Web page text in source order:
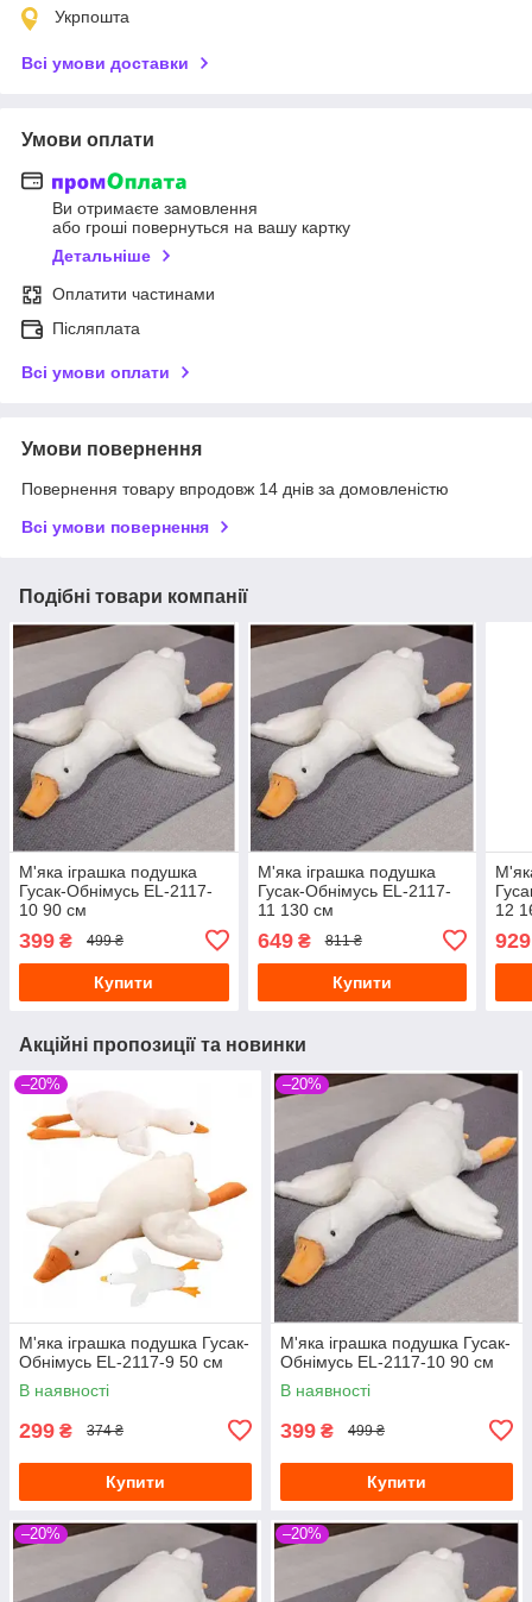
Укрпошта
Всі умови доставки
Умови оплати
Ви отримаєте замовлення
або гроші повернуться на вашу картку
Детальніше
Оплатити частинами
Післяплата
Всі умови оплати
Умови повернення
Повернення товару впродовж 14 днів за домовленістю
Всі умови повернення
Подібні товари компанії
М'яка іграшка подушка
Гусак-Обнімусь EL-2117-
10 90 см
399 ₴ 499 ₴
Купити
М'яка іграшка подушка
Гусак-Обнімусь EL-2117-
11 130 см
649₴ 811 ₴
Купити
12
929
Акційні пропозиції та новинки
–20%
М'яка іграшка подушка Гусак-
Обнімусь EL-2117-9 50 см
В наявності
299 ₴ 374 ₴
Купити
–20%
М'яка іграшка подушка Гусак-
Обнімусь EL-2117-10 90 см
В наявності
399 ₴ 499 ₴
Купити
–20% –20%